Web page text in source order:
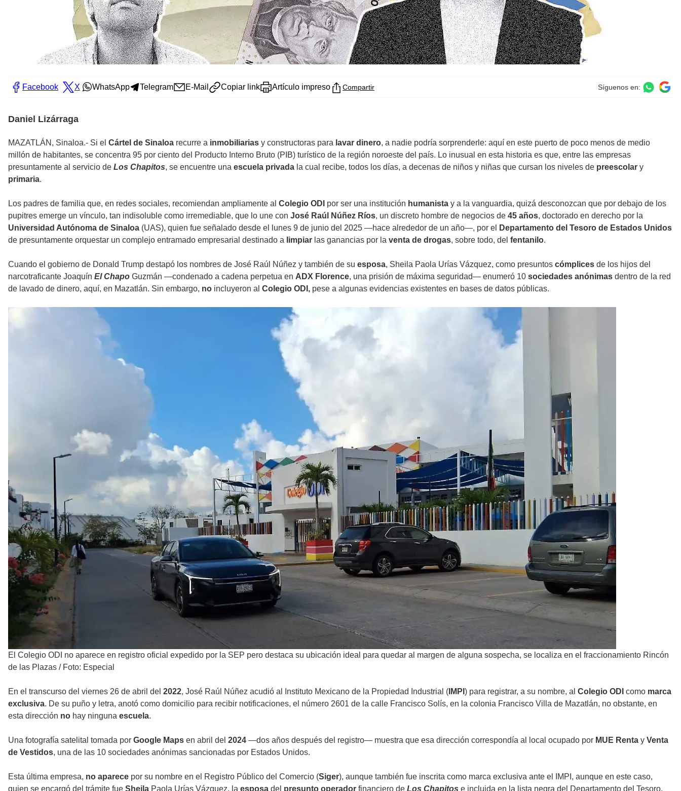
Facebook X WhatsApp Telegram E-Mail Copiar link Artículo impreso Compartir Síguenos en:
Daniel Lizárraga
MAZATLÁN, Sinaloa.- Si el Cártel de Sinaloa recurre a inmobiliarias y constructoras para lavar dinero, a nadie podría sorprenderle: aquí en este puerto de poco menos de medio
millón de habitantes, se concentra 95 por ciento del Producto Interno Bruto (PIB) turístico de la región noroeste del país. Lo inusual en esta historia es que, entre las empresas
presuntamente al servicio de Los Chapitos, se encuentre una escuela privada la cual recibe, todos los días, a decenas de niños y niñas que cursan los niveles de preescolar y
primaria.
Los padres de familia que, en redes sociales, recomiendan ampliamente al Colegio ODI por ser una institución humanista y a la vanguardia, quizá desconozcan que por debajo de los
pupitres emerge un vínculo, tan indisoluble como irremediable, que lo une con José Raúl Núñez Ríos, un discreto hombre de negocios de 45 años, doctorado en derecho por la
Universidad Autónoma de Sinaloa (UAS), quien fue señalado desde el lunes 9 de junio del 2025 —hace alrededor de un año—, por el
Departamento del Tesoro de Estados Unidos
de presuntamente orquestar un complejo entramado empresarial destinado a limpiar las ganancias por la venta de drogas, sobre todo, del fentanilo.
Cuando el gobierno de Donald Trump destapó los nombres de José Raúl Núñez y también de su esposa, Sheila Paola Urías Vázquez, como presuntos cómplices de los hijos del
narcotraficante Joaquín El Chapo Guzmán —condenado a cadena perpetua en ADX Florence, una prisión de máxima seguridad— enumeró 10 sociedades anónimas dentro de la red
de lavado de dinero, aquí, en Mazatlán. Sin embargo, no incluyeron al Colegio ODI, pese a algunas evidencias existentes en bases de datos públicas.
El Colegio ODI no aparece en registro oficial expedido por la SEP pero destaca su ubicación ideal para quedar al margen de alguna sospecha, se localiza en el fraccionamiento Rincón
de las Plazas / Foto: Especial
En el transcurso del viernes 26 de abril del 2022, José Raúl Núñez acudió al Instituto Mexicano de la Propiedad Industrial ( IMPI ) para registrar, a su nombre, al Colegio ODI como marca
exclusiva. De su puño y letra, anotó como domicilio para recibir notificaciones, el número 2601 de la calle Francisco Solís, en la colonia Francisco Villa de Mazatlán, no obstante, en
esta dirección no hay ninguna escuela.
Una fotografía satelital tomada por Google Maps en abril del 2024 —dos años después del registro— muestra que esa dirección correspondía al local ocupado por MUE Renta y Venta
de Vestidos, una de las 10 sociedades anónimas sancionadas por Estados Unidos.
Esta última empresa, no aparece por su nombre en el Registro Público del Comercio (Siger), aunque también fue inscrita como marca exclusiva ante el IMPI, aunque en este caso,
quien se encargó del trámite fue Sheila Paola Urías Vázquez, la esposa del presunto operador financiero de Los Chapitos e incluida en la lista negra del Departamento del Tesoro.